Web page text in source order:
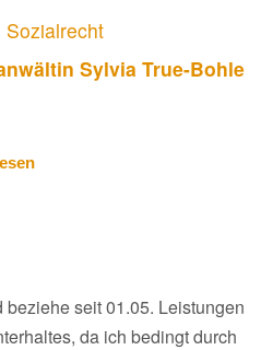
Sozialrecht
Sylvia True-Bohle
seit 01.05. Leistungen
da ich bedingt durch